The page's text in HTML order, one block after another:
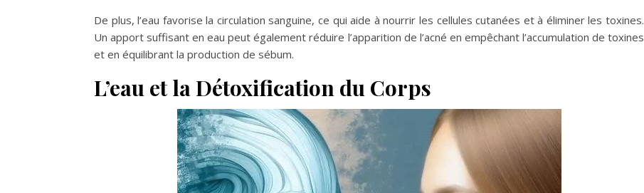
De plus, l’eau favorise la circulation sanguine, ce qui aide à nourrir les cellules cutanées et à éliminer les toxines.
Un apport suffisant en eau peut également réduire l’apparition de l’acné en empêchant l’accumulation de toxines
et en équilibrant la production de sébum.
L’eau et la Détoxification du Corps